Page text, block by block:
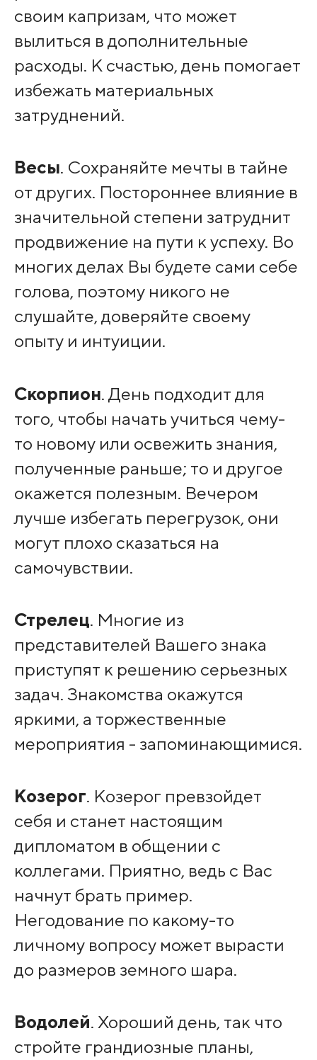
своим капризам, что может
вылиться в дополнительные
расходы. К счастью, день помогает
избежать материальных
затруднений.
Весы. Сохраняйте мечты в тайне
от других. Постороннее влияние в
значительной степени затруднит
продвижение на пути к успеху. Во
многих делах Вы будете сами себе
голова, поэтому никого не
слушайте, доверяйте своему
опыту и интуиции.
Скорпион. День подходит для
того, чтобы начать учиться чему-
то новому или освежить знания,
полученные раньше; то и другое
окажется полезным. Вечером
лучше избегать перегрузок, они
могут плохо сказаться на
самочувствии.
Стрелец. Многие из
представителей Вашего знака
приступят к решению серьезных
задач. Знакомства окажутся
яркими, а торжественные
мероприятия - запоминающимися.
Козерог. Козерог превзойдет
себя и станет настоящим
дипломатом в общении с
коллегами. Приятно, ведь с Вас
начнут брать пример.
Негодование по какому-то
личному вопросу может вырасти
до размеров земного шара.
Водолей. Хороший день, так что
стройте грандиозные планы,